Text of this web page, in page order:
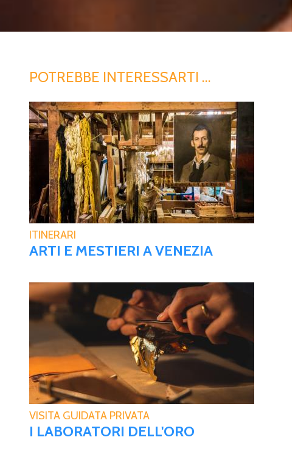
POTREBBE INTERESSARTI …
ITINERARI
ARTI E MESTIERI A VENEZIA
VISITA GUIDATA PRIVATA
I LABORATORI DELL'ORO